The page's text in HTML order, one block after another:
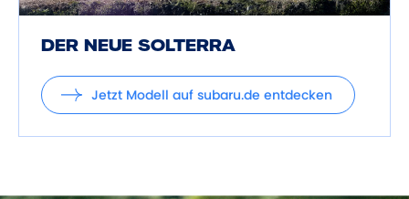
DER NEUE SOLTERRA
Jetzt Modell auf subaru.de entdecken